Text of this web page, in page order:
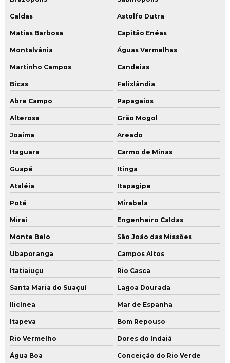
Caldas Astolfo Dutra
Matias Barbosa Capitão Enéas
Montalvânia Águas Vermelhas
Martinho Campos Candeias
Bicas Felixlândia
Abre Campo Papagaios
Alterosa Grão Mogol
Joaíma Areado
Itaguara Carmo de Minas
Guapé Itinga
Ataléia Itapagipe
Poté Mirabela
Miraí Engenheiro Caldas
Monte Belo São João das Missões
Ubaporanga Campos Altos
Itatiaiuçu Rio Casca
Santa Maria do Suaçuí Lagoa Dourada
Ilicínea Mar de Espanha
Itapeva Bom Repouso
Rio Vermelho Dores do Indaiá
Água Boa Conceição do Rio Verde